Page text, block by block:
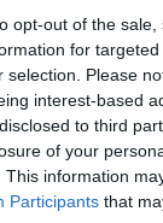
opt-out of the
for
selection. Please
interest-based
to third
of your
This information
Participants that
pasaulio
ilgai ir